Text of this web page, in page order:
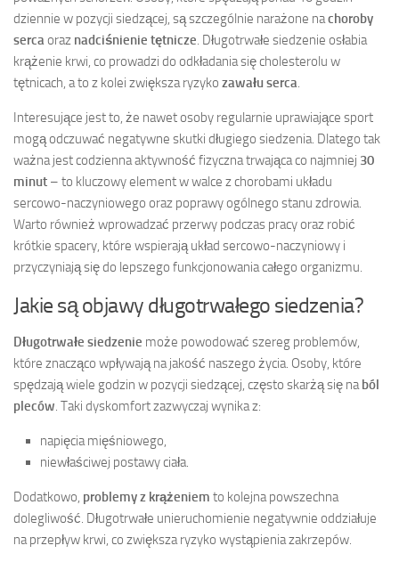
dziennie w pozycji siedzącej, są szczególnie narażone nachoroby
sercaoraz nadciśnienie tętnicze. Długotrwałe siedzenie osłabia
krążenie krwi, co prowadzi do odkładania się cholesterolu w
tętnicach, a to z kolei zwiększa ryzyko zawału serca.
Interesujące jest to, że nawet osoby regularnie uprawiające sport
mogą odczuwać negatywne skutki długiego siedzenia. Dlatego tak
ważna jest codzienna aktywność fizyczna trwająca co najmniej 30
minut – to kluczowy element w walce z chorobami układu
sercowo-naczyniowego oraz poprawy ogólnego stanu zdrowia.
Warto również wprowadzać przerwy podczas pracy oraz robić
krótkie spacery, które wspierają układ sercowo-naczyniowy i
przyczyniają się do lepszego funkcjonowania całego organizmu.
Jakie są objawy długotrwałego siedzenia?
Długotrwałe siedzenie może powodować szereg problemów,
które znacząco wpływają na jakość naszego życia. Osoby, które
spędzają wiele godzin w pozycji siedzącej, często skarżą się naból
pleców. Taki dyskomfort zazwyczaj wynika z:
napięcia mięśniowego,
niewłaściwej postawy ciała.
Dodatkowo, problemy z krążeniem to kolejna powszechna
dolegliwość. Długotrwałe unieruchomienie negatywnie oddziałuje
na przepływ krwi, co zwiększa ryzyko wystąpienia zakrzepów.